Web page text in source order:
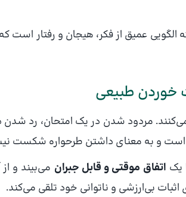
عمیق از فکر، هیجان و رفتار است
طبیعی
مردود شدن در یک امتحان، رد
است و به معنای داشتن طرحواره شکست
یک اتفاق موقتی و قابل جبران می‌بیند و
بی‌ارزشی و ناتوانی خود تلقی می‌کند.